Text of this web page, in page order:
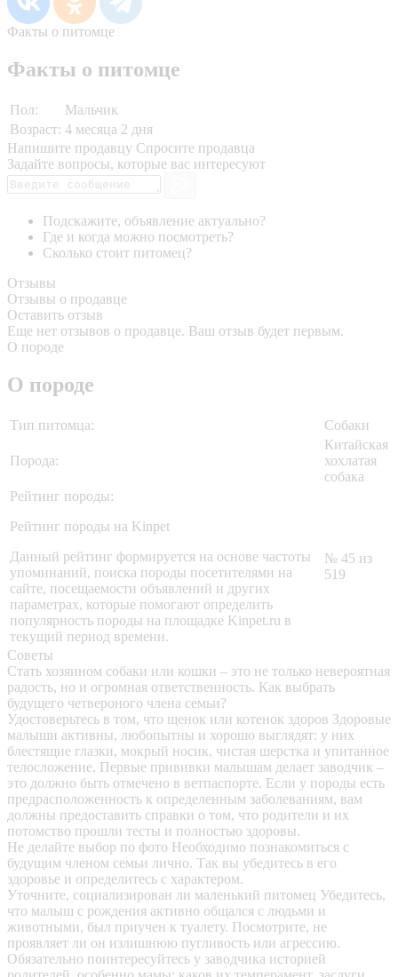
Факты о питомце
Факты о питомце
Пол:
Мальчик
Возраст: 4 месяца 2 дня
Напишите продавцу Спросите продавца
Задайте вопросы, которые вас интересуют
Подскажите, объявление актуально?
Где и когда можно посмотреть?
Сколько стоит питомец?
Отзывы
Отзывы о продавце
Оставить отзыв
Еще нет отзывов о продавце. Ваш отзыв будет первым.
О породе
О породе
Тип питомца: Собаки
Порода:
Китайская
хохлатая
собака
Рейтинг породы:
Рейтинг породы на Kinpet
Данный рейтинг формируется на основе частоты
упоминаний, поиска породы посетителями на
сайте, посещаемости объявлений и других
параметрах, которые помогают определить
популярность породы на площадке Kinpet.ru в
текущий период времени.
№ 45 из
519
Советы
Стать хозяином собаки или кошки – это не только невероятная
радость, но и огромная ответственность. Как выбрать
будущего четвероного члена семьи?
Удостоверьтесь в том, что щенок или котенок здоров Здоровые
малыши активны, любопытны и хорошо выглядят: у них
блестящие глазки, мокрый носик, чистая шерстка и упитанное
телосложение. Первые прививки малышам делает заводчик –
это должно быть отмечено в ветпаспорте. Если у породы есть
предрасположенность к определенным заболеваниям, вам
должны предоставить справки о том, что родители и их
потомство прошли тесты и полностью здоровы.
Не делайте выбор по фото Необходимо познакомиться с
будущим членом семьи лично. Так вы убедитесь в его
здоровье и определитесь с характером.
Уточните, социализирован ли маленький питомец Убедитесь,
что малыш с рождения активно общался с людьми и
животными, был приучен к туалету. Посмотрите, не
проявляет ли он излишнюю пугливость или агрессию.
Обязательно поинтересуйтесь у заводчика историей